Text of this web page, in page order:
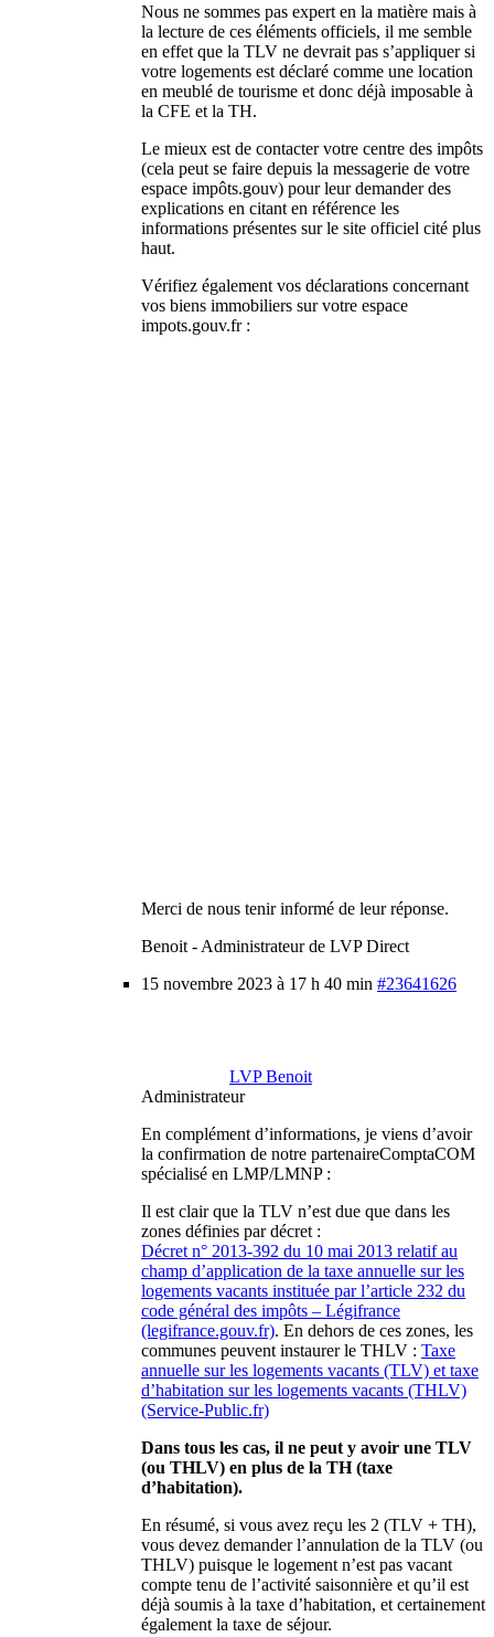
Nous ne sommes pas expert en la matière mais à
la lecture de ces éléments officiels, il me semble
en effet que la TLV ne devrait pas s’appliquer si
votre logements est déclaré comme une location
en meublé de tourisme et donc déjà imposable à
la CFE et la TH.
Le mieux est de contacter votre centre des impôts
(cela peut se faire depuis la messagerie de votre
espace impôts.gouv) pour leur demander des
explications en citant en référence les
informations présentes sur le site officiel cité plus
haut.
Vérifiez également vos déclarations concernant
vos biens immobiliers sur votre espace
impots.gouv.fr :
Merci de nous tenir informé de leur réponse.
Benoit - Administrateur de LVP Direct
15 novembre 2023 à 17 h 40 min #23641626
LVP Benoit
Administrateur
En complément d’informations, je viens d’avoir
la confirmation de notre partenaireComptaCOM
spécialisé en LMP/LMNP :
Il est clair que la TLV n’est due que dans les
zones définies par décret :
Décret n° 2013-392 du 10 mai 2013 relatif au
champ d’application de la taxe annuelle sur les
logements vacants instituée par l’article 232 du
code général des impôts – Légifrance
(legifrance.gouv.fr). En dehors de ces zones, les
communes peuvent instaurer le THLV : Taxe
annuelle sur les logements vacants (TLV) et taxe
d’habitation sur les logements vacants (THLV)
(Service-Public.fr)
Dans tous les cas, il ne peut y avoir une TLV
(ou THLV) en plus de la TH (taxe
d’habitation).
En résumé, si vous avez reçu les 2 (TLV + TH),
vous devez demander l’annulation de la TLV (ou
THLV) puisque le logement n’est pas vacant
compte tenu de l’activité saisonnière et qu’il est
déjà soumis à la taxe d’habitation, et certainement
également la taxe de séjour.